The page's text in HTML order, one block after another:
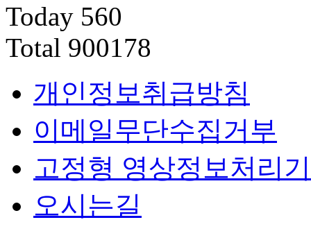
Today 560
Total 900178
개인정보취급방침
이메일무단수집거부
고정형 영상정보처리
오시는길